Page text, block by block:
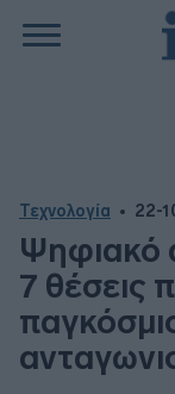
Τεχνολογία 22-
Ψηφιακό
7 θέσεις